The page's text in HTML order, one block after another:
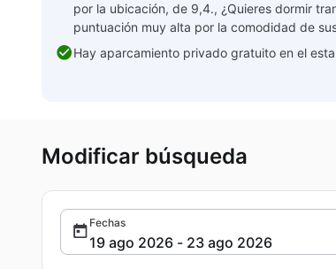
por la ubicación, de 9,4., ¿Quieres dormir
puntuación muy alta por la comodidad de
Hay aparcamiento privado gratuito en el
Modificar búsqueda
Fechas